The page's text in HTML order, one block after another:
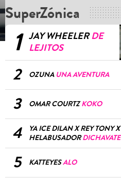
SuperZónica
1 JAY WHEELERDE
LEJITOS
2 OZUNA UNA AVENTURA
3 OMAR COURTZKOKO
4
YA ICE DILAN X REY TONY X
HELABUSADORDICHAVATE
5 KATTEYESALO